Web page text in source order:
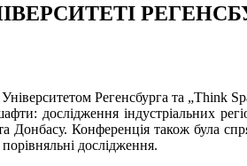
Регенсбурга та „Think
дослідження індустріальних
Донбасу. Конференція також була
дослідження.